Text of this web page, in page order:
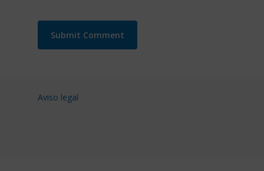
Aviso legal